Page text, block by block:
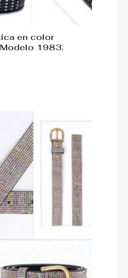
en color
Modelo 1983.